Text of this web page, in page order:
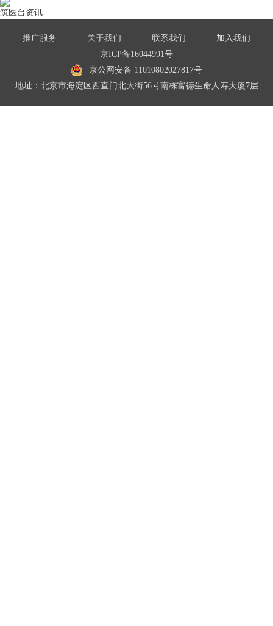
筑医台资讯
推广服务 关于我们 联系我们
加入我们
京ICP备16044991号
京公网安备 11010802027817号
地址：北京市海淀区西直门北大街56号南栋富德生命人寿大厦7层